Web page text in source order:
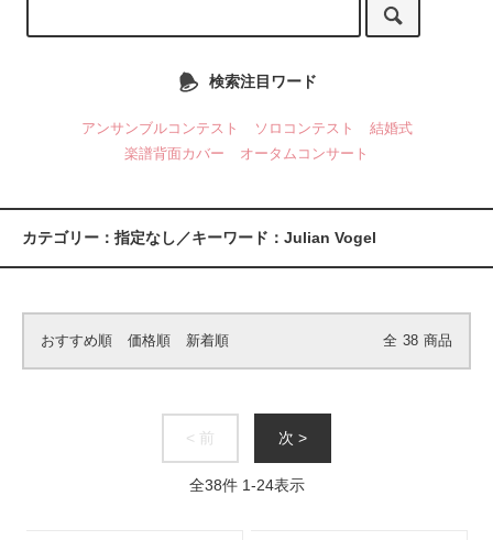
検索注目ワード
アンサンブルコンテスト ソロコンテスト
結婚式
楽譜背面カバー
オータムコンサート
カテゴリー：指定なし／キーワード：Julian Vogel
おすすめ順 価格順 新着順 全 38 商品
< 前 次 >
全38件 1-24表示